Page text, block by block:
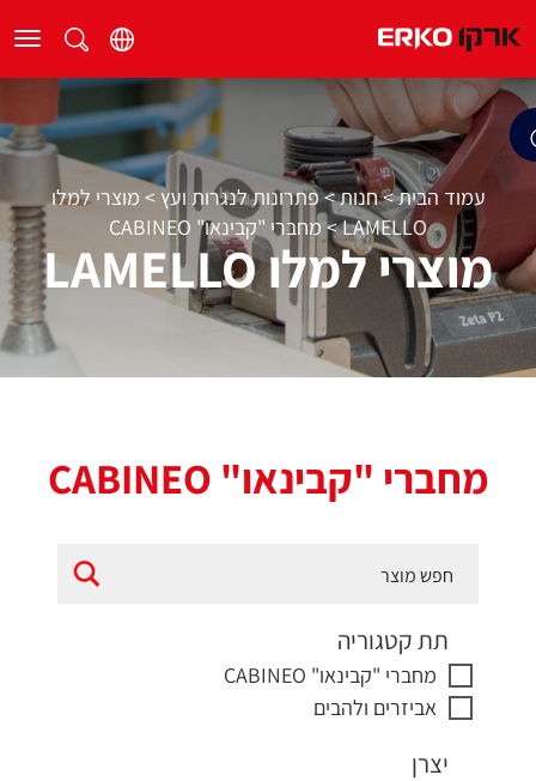
עמוד הבית>חנות>פתרונות לנגרות ועץ> מוצרי למלו
LAMELLO
> מחברי "קבינאו" CABINEO
מוצרי למלו LAMELLO
מחברי "קבינאו" CABINEO
תת קטגוריה
מחברי "קבינאו" CABINEO
אביזרים ולהבים
יצרן